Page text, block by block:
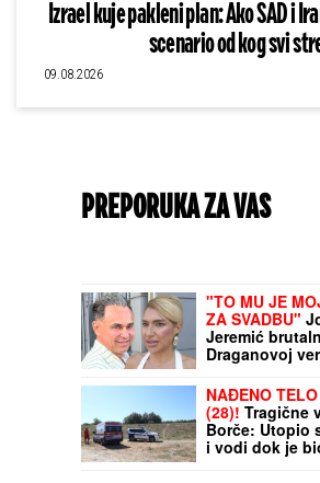
Izrael kuje pakleni plan: Ako SAD i
scenario od kog svi
09.08.2026
PREPORUKA ZA VAS
Gde se može lepo živeti sa
mesečno? Penzioneri sve
zemlje